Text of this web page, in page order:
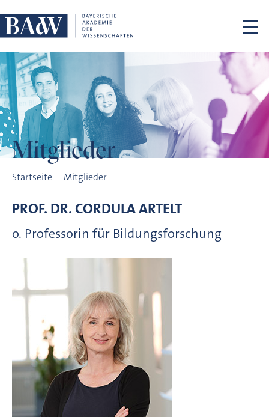
Mitglieder
Startseite Mitglieder
PROF. DR. CORDULAARTELT
o. Professorin für Bildungsforschung